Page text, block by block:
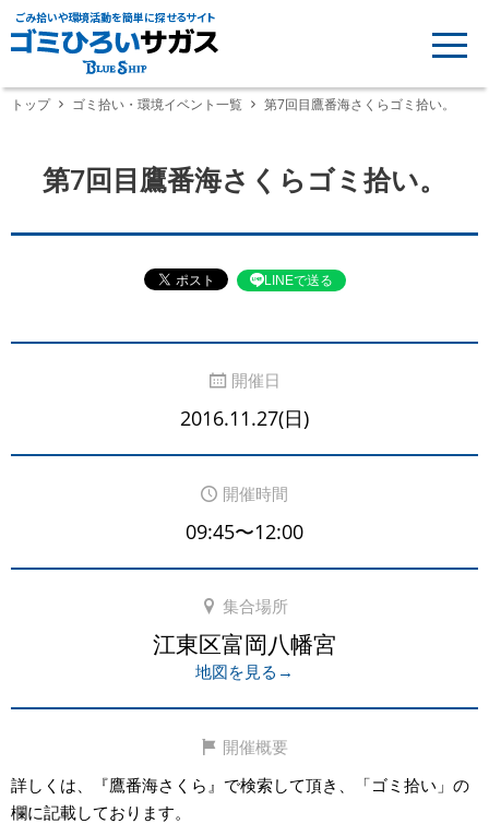
ごみ拾いや環境活動を簡単に探せるサイト
トップ ゴミ拾い・環境イベント一覧 第7回目鷹番海さくらゴミ拾い。
第7回目鷹番海さくらゴミ拾い。
LINEで送る
開催日
2016.11.27(日)
開催時間
09:45〜12:00
集合場所
江東区富岡八幡宮
地図を見る→
開催概要
詳しくは、『鷹番海さくら』で検索して頂き、「ゴミ拾い」の
欄に記載しております。